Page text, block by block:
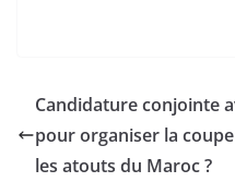
Candidature conjointe
pour organiser la
les atouts du Maroc ?